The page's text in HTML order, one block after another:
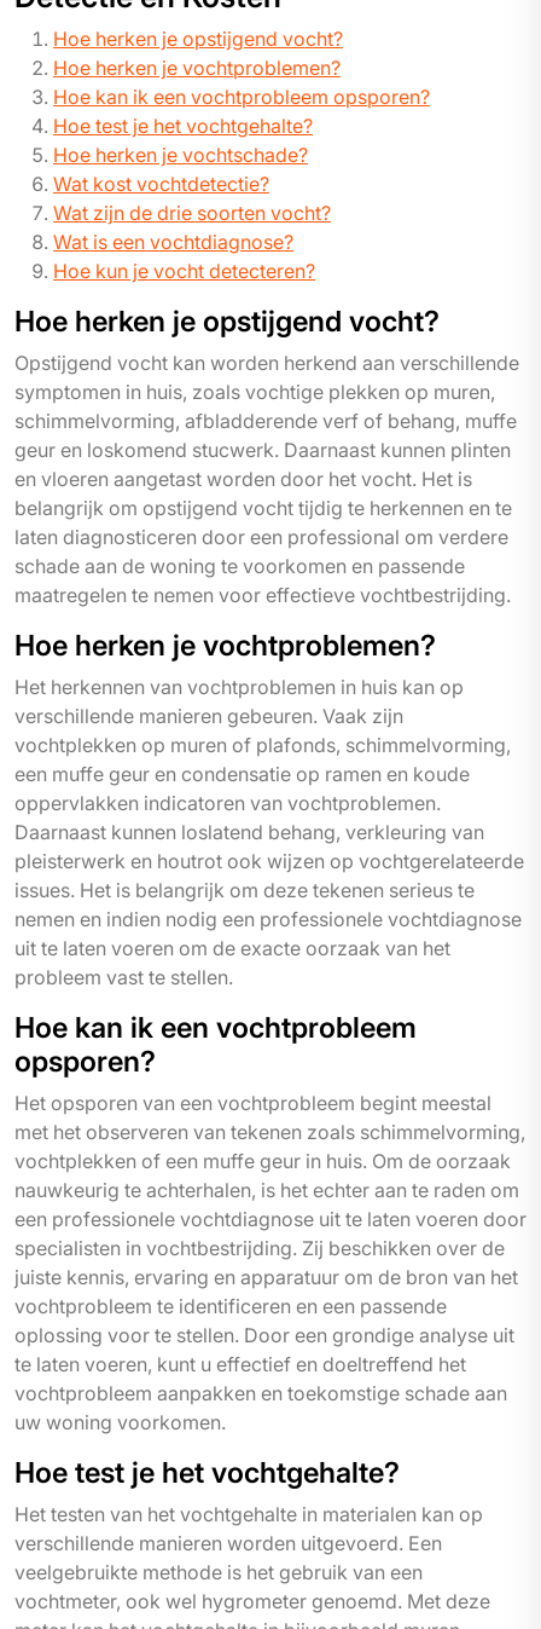
Hoe herken je opstijgend vocht?
Hoe herken je vochtproblemen?
Hoe kan ik een vochtprobleem opsporen?
Hoe test je het vochtgehalte?
Hoe herken je vochtschade?
Wat kost vochtdetectie?
Wat zijn de drie soorten vocht?
Wat is een vochtdiagnose?
Hoe kun je vocht detecteren?
Hoe herken je opstijgend vocht?
Opstijgend vocht kan worden herkend aan verschillende
symptomen in huis, zoals vochtige plekken op muren,
schimmelvorming, afbladderende verf of behang, muffe
geur en loskomend stucwerk. Daarnaast kunnen plinten
en vloeren aangetast worden door het vocht. Het is
belangrijk om opstijgend vocht tijdig te herkennen en te
laten diagnosticeren door een professional om verdere
schade aan de woning te voorkomen en passende
maatregelen te nemen voor effectieve vochtbestrijding.
Hoe herken je vochtproblemen?
Het herkennen van vochtproblemen in huis kan op
verschillende manieren gebeuren. Vaak zijn
vochtplekken op muren of plafonds, schimmelvorming,
een muffe geur en condensatie op ramen en koude
oppervlakken indicatoren van vochtproblemen.
Daarnaast kunnen loslatend behang, verkleuring van
pleisterwerk en houtrot ook wijzen op vochtgerelateerde
issues. Het is belangrijk om deze tekenen serieus te
nemen en indien nodig een professionele vochtdiagnose
uit te laten voeren om de exacte oorzaak van het
probleem vast te stellen.
Hoe kan ik een vochtprobleem
opsporen?
Het opsporen van een vochtprobleem begint meestal
met het observeren van tekenen zoals schimmelvorming,
vochtplekken of een muffe geur in huis. Om de oorzaak
nauwkeurig te achterhalen, is het echter aan te raden om
een professionele vochtdiagnose uit te laten voeren door
specialisten in vochtbestrijding. Zij beschikken over de
juiste kennis, ervaring en apparatuur om de bron van het
vochtprobleem te identificeren en een passende
oplossing voor te stellen. Door een grondige analyse uit
te laten voeren, kunt u effectief en doeltreffend het
vochtprobleem aanpakken en toekomstige schade aan
uw woning voorkomen.
Hoe test je het vochtgehalte?
Het testen van het vochtgehalte in materialen kan op
verschillende manieren worden uitgevoerd. Een
veelgebruikte methode is het gebruik van een
vochtmeter, ook wel hygrometer genoemd. Met deze